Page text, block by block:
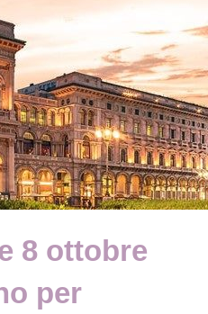
8 ottobre
per